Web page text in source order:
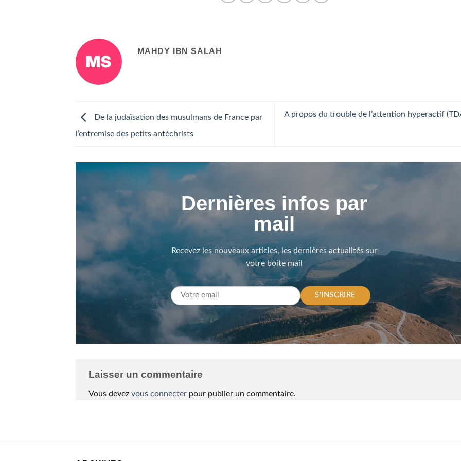
MAHDY IBN SALAH
De la judaïsation des musulmans de France par
l’entremise des petits antéchrists
A propos du trouble de l’attention hyperactif
Dernières infos par
mail
Recevez les nouveaux articles, les dernières actualités sur
votre boite mail
S'INSCRIRE
Laisser un commentaire
Vous devez vous connecter pour publier un commentaire.